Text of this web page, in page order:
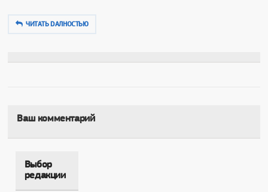
ЧИТАТЬ DAЛНОСТЬЮ
Ваш комментарий
Выбор
редакции